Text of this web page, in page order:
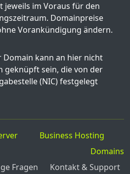
jeweils im Voraus für den
Domainpreise
Vorankündigung ändern.
Domain kann an hier nicht
geknüpft sein, die von der
(NIC) festgelegt
Business Hosting
Domains
Fragen Kontakt & Support